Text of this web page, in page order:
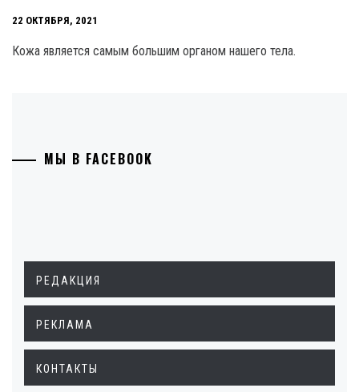
22 ОКТЯБРЯ, 2021
Кожа является самым большим органом нашего тела.
МЫ В FACEBOOK
РЕДАКЦИЯ
РЕКЛАМА
КОНТАКТЫ